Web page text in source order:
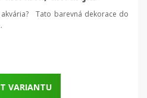
Tato barevná dekorace do
VARIANTU